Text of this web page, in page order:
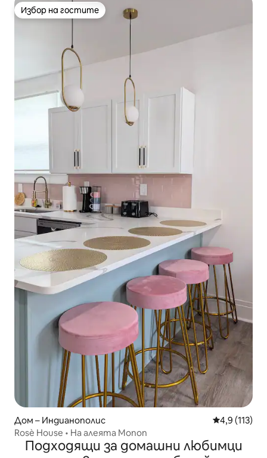
Избор на гостите
Избор на гостите
Дом – Индианополис Средна
4,9 (113)
Rosè House • На алеята Monon
Подходящи за домашни любимци